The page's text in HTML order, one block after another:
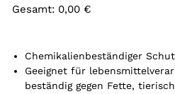
Gesamt: 0,00 €
r
t
Chemikalienbeständiger
Geeignet für
beständig gegen Fette,